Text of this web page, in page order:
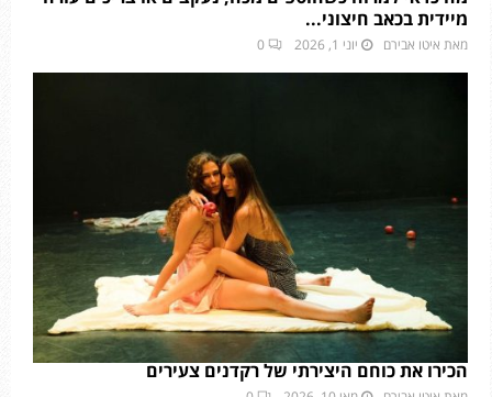
מיידית בכאב חיצוני...
מאת איטו אבירם יוני 1, 2026 0
הכירו את כוחם היצירתי של רקדנים צעירים